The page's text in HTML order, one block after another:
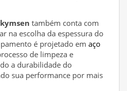
também conta com
na escolha da espessura do
é projetado em aço
de limpeza e
a durabilidade do
sua performance por mais